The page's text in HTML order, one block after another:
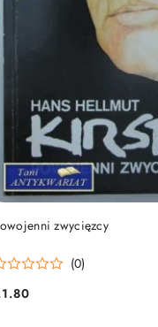
zwycięzcy
(0)